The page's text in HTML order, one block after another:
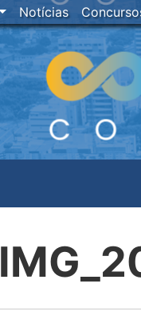
Notícias